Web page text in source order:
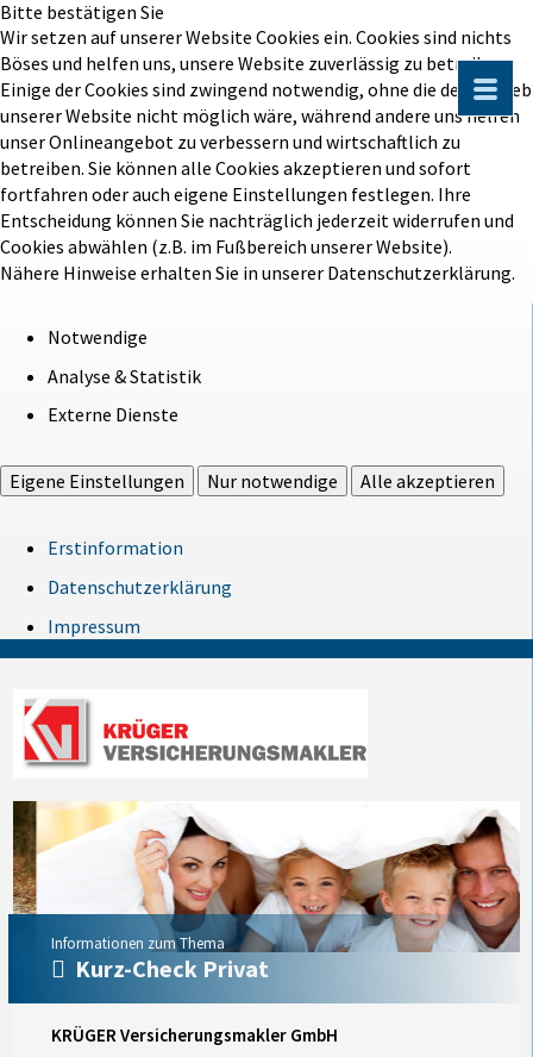
Bitte bestätigen Sie
Wir setzen auf unserer Website Cookies ein. Cookies sind nichts
Böses und helfen uns, unsere Website zuverlässig zu betreiben.
Einige der Cookies sind zwingend notwendig, ohne die der Betrieb
unserer Website nicht möglich wäre, während andere uns helfen
unser Onlineangebot zu verbessern und wirtschaftlich zu
betreiben. Sie können alle Cookies akzeptieren und sofort
fortfahren oder auch eigene Einstellungen festlegen. Ihre
Entscheidung können Sie nachträglich jederzeit widerrufen und
Cookies abwählen (z.B. im Fußbereich unserer Website).
Nähere Hinweise erhalten Sie in unserer Datenschutzerklärung.
Notwendige
Analyse & Statistik
Externe Dienste
Eigene Einstellungen Nur notwendige Alle akzeptieren
Erstinformation
Datenschutzerklärung
Impressum
Informationen zum Thema
Kurz-Check Privat
KRÜGER Versicherungsmakler GmbH